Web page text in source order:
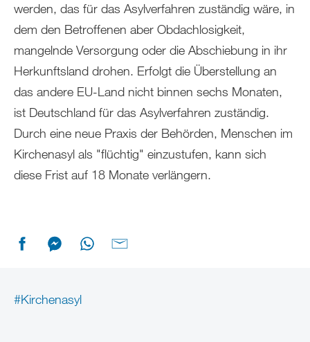
werden, das für das Asylverfahren zuständig wäre, in
dem den Betroffenen aber Obdachlosigkeit,
mangelnde Versorgung oder die Abschiebung in ihr
Herkunftsland drohen. Erfolgt die Überstellung an
das andere EU-Land nicht binnen sechs Monaten,
ist Deutschland für das Asylverfahren zuständig.
Durch eine neue Praxis der Behörden, Menschen im
Kirchenasyl als "flüchtig" einzustufen, kann sich
diese Frist auf 18 Monate verlängern.
#Kirchenasyl